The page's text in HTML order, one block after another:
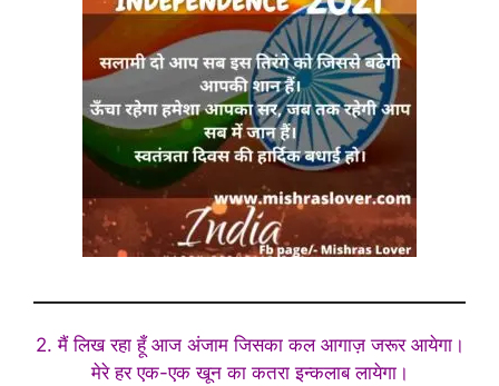
2. मैं लिख रहा हूँ आज अंजाम जिसका कल आगाज़ जरूर आयेगा।
मेरे हर एक-एक खून का कतरा इन्कलाब लायेगा।